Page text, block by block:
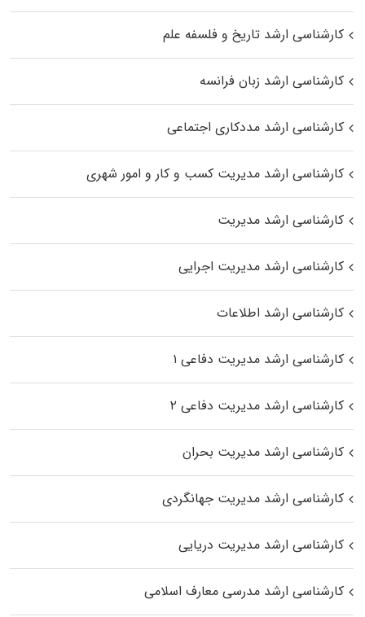
کارشناسی ارشد تاریخ و فلسفه علم
کارشناسی ارشد زبان فرانسه
کارشناسی ارشد مددکاری اجتماعی
کارشناسی ارشد مدیریت کسب و کار و امور شهری
کارشناسی ارشد مدیریت
کارشناسی ارشد مدیریت اجرایی
کارشناسی ارشد اطلاعات
کارشناسی ارشد مدیریت دفاعی ۱
کارشناسی ارشد مدیریت دفاعی ۲
کارشناسی ارشد مدیریت بحران
کارشناسی ارشد مدیریت جهانگردی
کارشناسی ارشد مدیریت دریایی
کارشناسی ارشد مدرسی معارف اسلامی